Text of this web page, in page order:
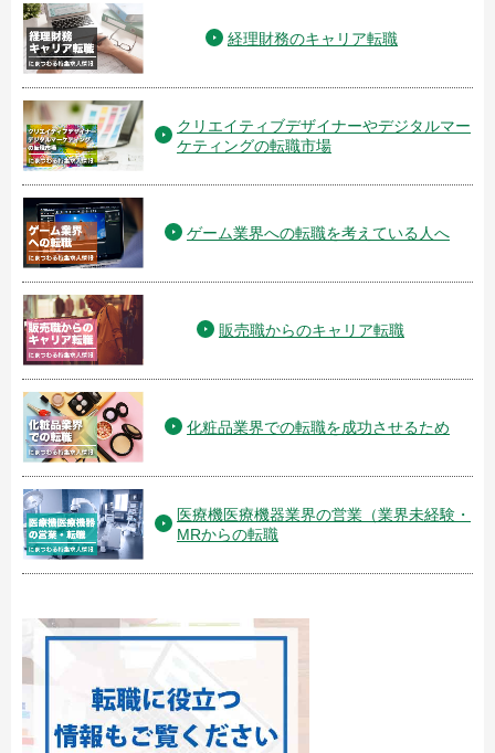
経理財務のキャリア転職
クリエイティブデザイナーやデジタルマー
ケティングの転職市場
ゲーム業界への転職を考えている人へ
販売職からのキャリア転職
化粧品業界での転職を成功させるため
医療機医療機器業界の営業（業界未経験・
MRからの転職